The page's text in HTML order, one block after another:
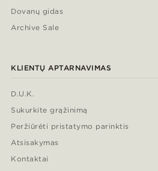
Dovanų gidas
Archive Sale
KLIENTŲ APTARNAVIMAS
D.U.K.
Sukurkite grąžinimą
Peržiūrėti pristatymo parinktis
Atsisakymas
Kontaktai